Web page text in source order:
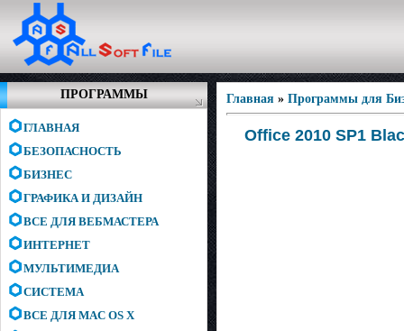
ПРОГРАММЫ
ГЛАВНАЯ
БЕЗОПАСНОСТЬ
БИЗНЕС
ГРАФИКА И ДИЗАЙН
ВСЕ ДЛЯ ВЕБМАСТЕРА
ИНТЕРНЕТ
МУЛЬТИМЕДИА
СИСТЕМА
ВСЕ ДЛЯ MAC OS X
Главная » Программы для
Office 2010 SP1